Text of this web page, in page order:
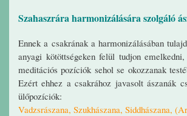
Szahaszrára harmonizálására szolgáló
Ennek a csakrának a harmonizálásában
anyagi kötöttségeken felül tudjon
meditációs pozíciók sehol se okozzanak
Ezért ehhez a csakrához javasolt ászanák
ülőpozíciók:
Vadzsrászana, Szukhászana, Siddhászana,